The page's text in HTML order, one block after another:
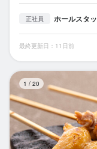
正社員 ホールスタ
最終更新日：11日前
1 / 20